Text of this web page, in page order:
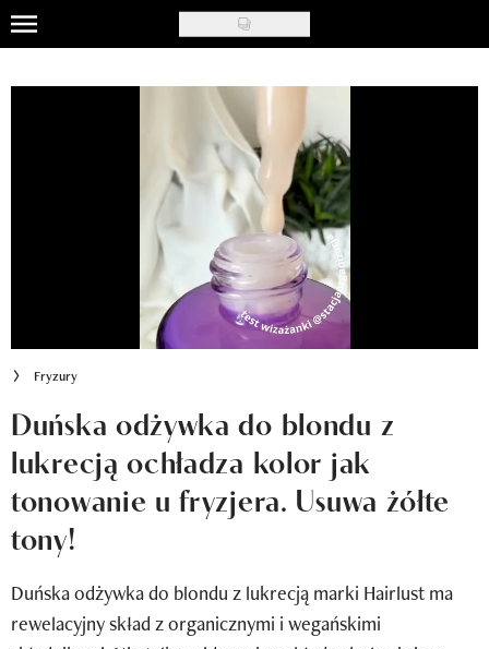
Skip
to
main
Newsy
Newsletter
Wizaz Summer Influ School
Mój profil / Zarejestruj się
Fryzury
Duńska odżywka do blondu z
lukrecją ochładza kolor jak
tonowanie u fryzjera. Usuwa żółte
tony!
Duńska odżywka do blondu z lukrecją marki Hairlust ma
rewelacyjny skład z organicznymi i wegańskimi